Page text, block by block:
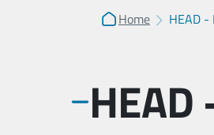
Home HEAD